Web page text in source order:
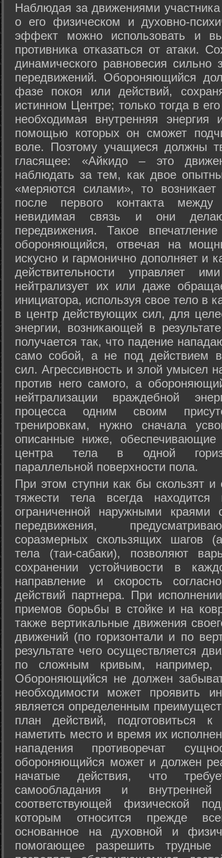
Hаблюдая за движениями
о его физическом и духовно-
эффект можно использовать и
противника отказаться от атаки.
динамического равновесия сильно
передвижений. Обороняющийся
фазе покоя или действий,
истинном Центре; только тогда в
необходимая внутренняя
помощью которых он сможет
воле. Поэтому учащиеся должны
гласящее: «Айкидо – это
наблюдать за тем, как двое
«меряются силами», то возникает
после первого контакта
невидимая связь и они
передвижения. Такое
обороняющийся, отвечая на
искусно и гармонично дополняет и
действительности управляет
нейтрализует их или даже
инициатора, используя свое тело в
в центр действующих сил, для
энергии, возникающей в
получается так, что падение
само собой, а не под действием
сил. Агрессивность и злой умысел
против него самого, а
нейтрализации враждебной
процесса одним своим
тренировкам, нужно сначала
описанные ниже, обеспечивающие
центра тела в одной
параллельной поверхности пола.
При этом ступни как бы скользят
тяжести тела всегда
ограниченной наружными краями
передвижения,
соразмерных скользящих шагов
тела (таи-сабаки), позволяют
сохранении устойчивости в
направление и скорость
действий партнера. При
приемов борьбы в стойке и на
также вертикальные движения
движений (по горизонтали и по
результате чего осуществляется
по сложным кривым, например,
Обороняющийся не должен
необходимости может проявить
является определенным
план действий, подготовиться
наметить место и время их
нападения противоречат
обороняющийся может и должен
начатые действия, что
самообладания и
соответствующей физической
которым относится прежде
основанное на духовной и
помогающее разрешить